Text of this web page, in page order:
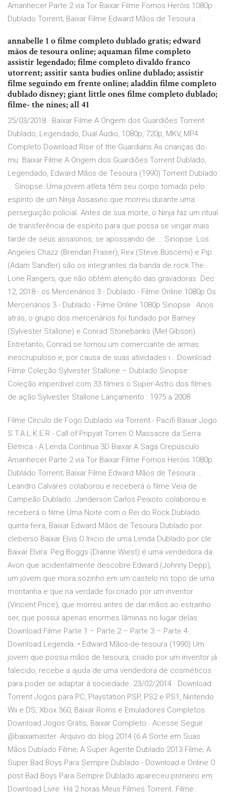
Amanhecer Parte 2 via Tor Baixar Filme Fomos Heróis 1080p
Dublado Torrent; Baixar Filme Edward Mãos de Tesoura …
annabelle 1 o filme completo dublado gratis; edward
mãos de tesoura online; aquaman filme completo
assistir legendado; filme completo divaldo franco
utorrent; assitir santa budies online dublado; assistir
filme seguindo em frente online; aladdin filme completo
dublado disney; giant little ones filme completo dublado;
filme- the nines; all 41
25/03/2018 · Baixar Filme A Origem dos Guardiões Torrent
Dublado, Legendado, Dual Áudio, 1080p, 720p, MKV, MP4
Completo Download Rise of the Guardians As crianças do
mu. Baixar Filme A Origem dos Guardiões Torrent Dublado,
Legendado, Edward Mãos de Tesoura (1990) Torrent Dublado
… Sinopse: Uma jovem atleta têm seu corpo tomado pelo
espírito de um Ninja Assasino que morreu durante uma
perseguição policial. Antes de sua morte, o Ninja faz um ritual
de transferência de espírito para que possa se vingar mais
tarde de seus assasinos, se apossando de … Sinopse: Los
Angeles.Chazz (Brendan Fraser), Rex (Steve Buscemi) e Pip
(Adam Sandler) são os integrantes da banda de rock The
Lone Rangers, que não obtém atenção das gravadoras. Dec
12, 2018 - os Mercenários 3 - Dublado - Filme Online 1080p Os
Mercenários 3 - Dublado - Filme Online 1080p Sinopse : Anos
atrás, o grupo dos mercenários foi fundado por Barney
(Sylvester Stallone) e Conrad Stonebanks (Mel Gibson).
Entretanto, Conrad se tornou um comerciante de armas
inescrupuloso e, por causa de suas atividades i… Download
Filme Coleção Sylvester Stallone – Dublado Sinopse :
Coleção imperdivel com 33 filmes o Super-Astro dos filmes
de ação Sylvester Stallone Lançamento : 1975 a 2008
Filme Círculo de Fogo Dublado via Torrent - Pacifi Baixar Jogo
S.T.A.L.K.E.R - Call of Pripyat Torren O Massacre da Serra
Elétrica - A Lenda Continua 3D Baixar A Saga Crepúsculo
Amanhecer Parte 2 via Tor Baixar Filme Fomos Heróis 1080p
Dublado Torrent; Baixar Filme Edward Mãos de Tesoura …
Leandro Calvares colaborou e receberá o filme Veia de
Campeão Dublado. Janderson Carlos Peixoto colaborou e
receberá o filme Uma Noite com o Rei do Rock Dublado.
quinta-feira, Baixar Edward Mãos de Tesoura Dublado por
cleberso Baixar Elvis O Inicio de uma Lenda Dublado por cle
Baixar Elvira: Peg Boggs (Dianne Wiest) é uma vendedora da
Avon que acidentalmente descobre Edward (Johnny Depp),
um jovem que mora sozinho em um castelo no topo de uma
montanha e que na verdade foi criado por um inventor
(Vincent Price), que morreu antes de dar mãos ao estranho
ser, que possui apenas enormes lâminas no lugar delas.
Download Filme Parte 1 – Parte 2 – Parte 3 – Parte 4 .
Download Legenda. • Edward Mãos-de-tesoura (1990) Um
jovem que possui mãos de tesoura, criado por um inventor já
falecido, recebe a ajuda de uma vendedora de cosméticos
para poder se adaptar à sociedade. 23/02/2014 · Download
Torrent Jogos para PC, Playstation PSP, PS2 e PS1, Nintendo
Wii e DS, Xbox 360, Baixar Roms e Emuladores Completos.
Download Jogos Grátis, Baixar Completo . Acesse Seguir
@baixamaster. Arquivo do blog 2014 (6 A Sorte em Suas
Mãos Dublado Filme; A Super Agente Dublado 2013 Filme; A
Super Bad Boys Para Sempre Dublado - Download e Online O
post Bad Boys Para Sempre Dublado apareceu primeiro em
Download Livre. Há 2 horas Meus Filmes Torrent. Filme :